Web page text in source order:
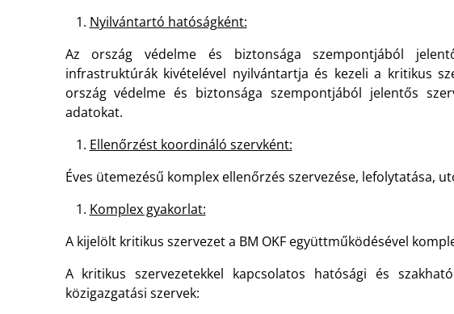
Nyilvántartó hatóságként:
Az ország védelme és biztonsága szempontjából
infrastruktúrák kivételével nyilvántartja és kezeli a kritikus
ország védelme és biztonsága szempontjából jelentős
adatokat.
Ellenőrzést koordináló szervként:
Éves ütemezésű komplex ellenőrzés szervezése, lefolytatása,
Komplex gyakorlat:
A kijelölt kritikus szervezet a BM OKF együttműködésével
A kritikus szervezetekkel kapcsolatos hatósági és
közigazgatási szervek: